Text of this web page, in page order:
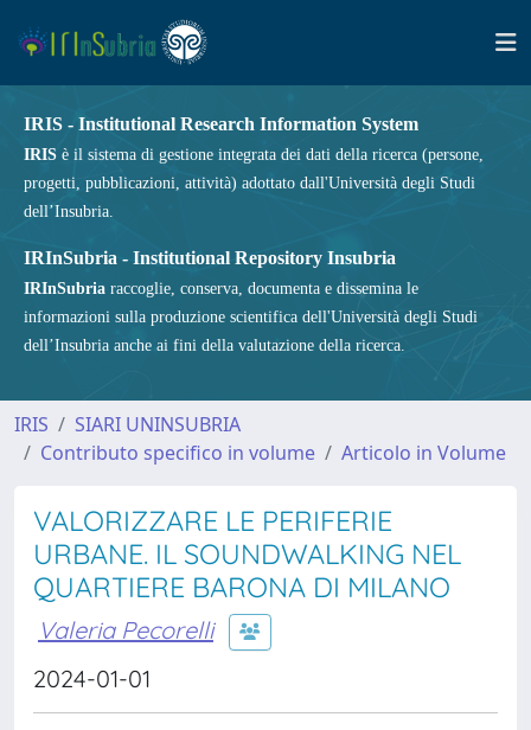
IRIS - Institutional Research Information System
IRIS è il sistema di gestione integrata dei dati della ricerca (persone,
progetti, pubblicazioni, attività) adottato dall'Università degli Studi
dell’Insubria.
IRInSubria - Institutional Repository Insubria
IRInSubria raccoglie, conserva, documenta e dissemina le
informazioni sulla produzione scientifica dell'Università degli Studi
dell’Insubria anche ai fini della valutazione della ricerca.
IRIS
SIARI UNINSUBRIA
Contributo specifico in volume
Articolo in Volume
VALORIZZARE LE PERIFERIE
URBANE. IL SOUNDWALKING NEL
QUARTIERE BARONA DI MILANO
Valeria Pecorelli
2024-01-01